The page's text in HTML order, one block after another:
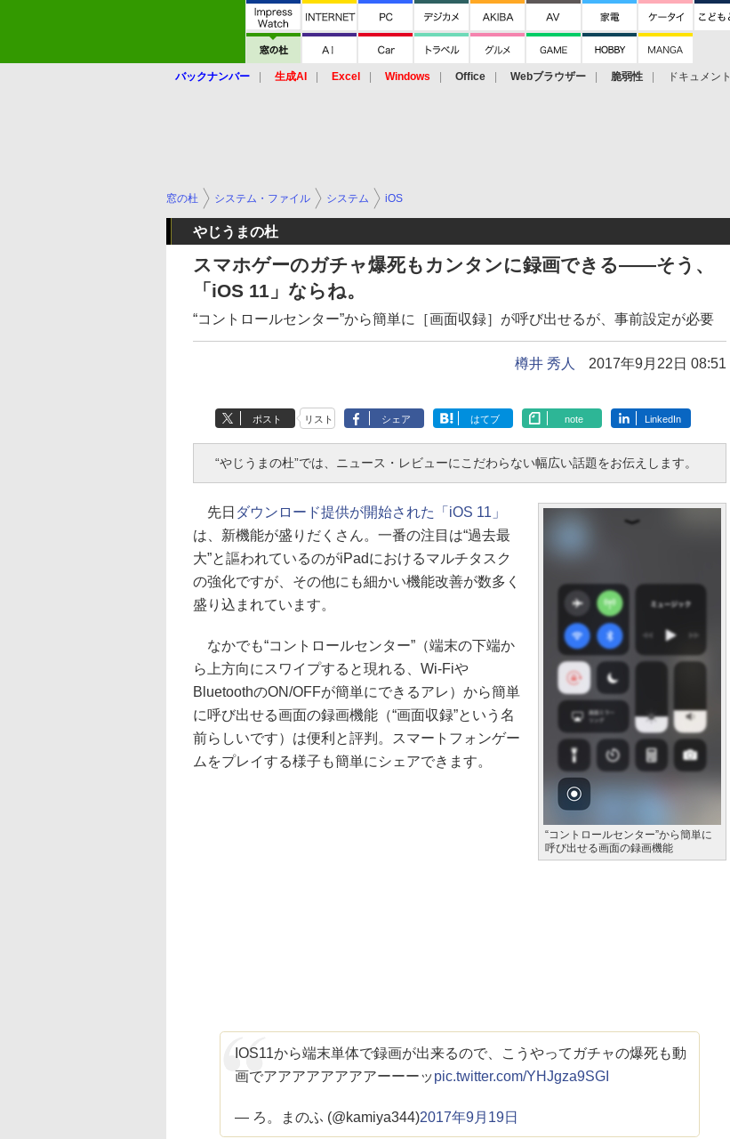
バックナンバー 生成AI Excel Windows Office Webブラウザー 脆弱性 ドキュメント
窓の杜 システム・ファイル システム iOS
やじうまの杜
スマホゲーのガチャ爆死もカンタンに録画できる――そう、
「iOS 11」ならね。
“コントロールセンター”から簡単に［画面収録］が呼び出せるが、事前設定が必要
樽井 秀人 2017年9月22日 08:51
ポスト リスト シェア はてブ note LinkedIn
“やじうまの杜”では、ニュース・レビューにこだわらない幅広い話題をお伝えします。
“コントロールセンター”から簡単に
呼び出せる画面の録画機能
先日 ダウンロード提供が開始された「iOS 11」
は、新機能が盛りだくさん。一番の注目は“過去最
大”と謳われているのがiPadにおけるマルチタスク
の強化ですが、その他にも細かい機能改善が数多く
盛り込まれています。
なかでも“コントロールセンター”（端末の下端か
ら上方向にスワイプすると現れる、Wi-Fiや
BluetoothのON/OFFが簡単にできるアレ）から簡単
に呼び出せる画面の録画機能（“画面収録”という名
前らしいです）は便利と評判。スマートフォンゲー
ムをプレイする様子も簡単にシェアできます。
IOS11から端末単体で録画が出来るので、こうやってガチャの爆死も動
画でアアアアアアアアーーーッpic.twitter.com/YHJgza9SGI
— ろ。まのふ (@kamiya344)2017年9月19日